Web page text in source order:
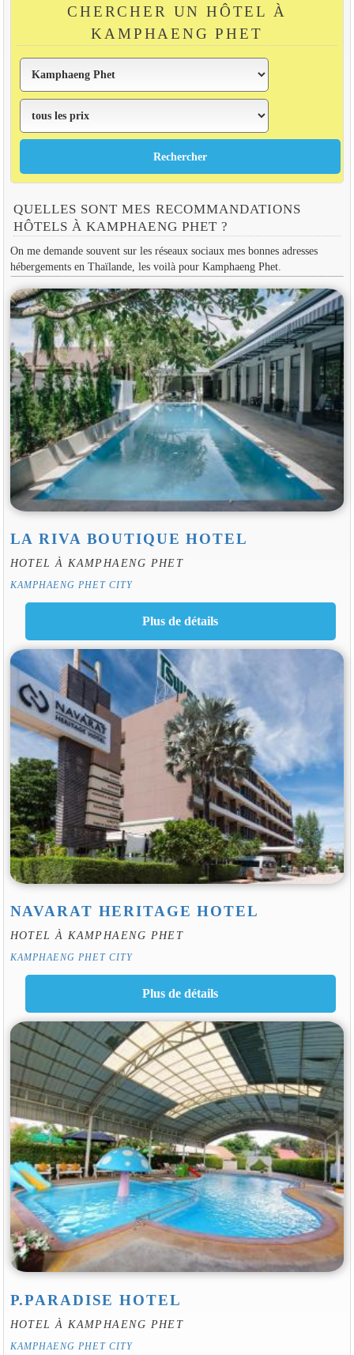
CHERCHER UN HÔTEL À
KAMPHAENG PHET
QUELLES SONT MES RECOMMANDATIONS
HÔTELS À KAMPHAENG PHET ?
On me demande souvent sur les réseaux sociaux mes bonnes adresses
hébergements en Thaïlande, les voilà pour Kamphaeng Phet.
LA RIVA BOUTIQUE HOTEL
HOTEL À KAMPHAENG PHET
KAMPHAENG PHET CITY
NAVARAT HERITAGE HOTEL
HOTEL À KAMPHAENG PHET
KAMPHAENG PHET CITY
P.PARADISE HOTEL
HOTEL À KAMPHAENG PHET
KAMPHAENG PHET CITY